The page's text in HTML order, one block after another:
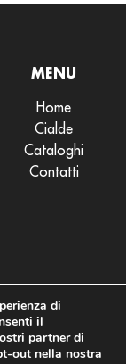
MENU
Home
Cialde
Cataloghi
Contatti
di
il
partner di
out nella nostra